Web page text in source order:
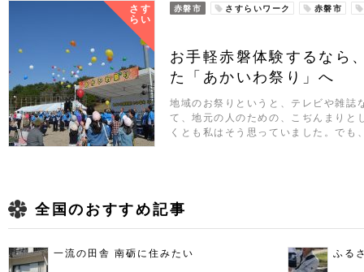
さす
らい
赤磐市 さすらいワーク 赤磐市
お手軽赤磐体験するなら
た「あかいわ祭り」へ
地域のお祭りというと、テレビや雑誌
て、地元の人のための、こぢんまりと
くとも私はそう思っていました。で
全国のおすすめ記事
一流の田舎 南砺に住みたい ふる